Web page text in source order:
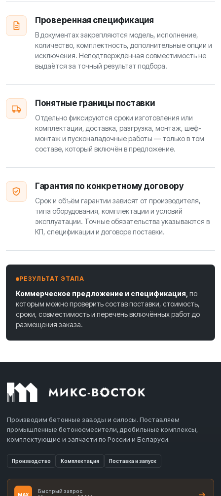
Проверенная спецификация
В документах закрепляются модель, исполнение,
количество, комплектность, дополнительные опции и
исключения. Неподтверждённая совместимость не
выдаётся за точный результат подбора.
Понятные границы поставки
Отдельно фиксируются сроки изготовления или
комплектации, доставка, разгрузка, монтаж, шеф-
монтаж и пусконаладочные работы — только в том
составе, который включён в предложение.
Гарантия по конкретному договору
Срок и объём гарантии зависят от производителя,
типа оборудования, комплектации и условий
эксплуатации. Точные обязательства указываются в
КП, спецификации и договоре поставки.
РЕЗУЛЬТАТ ЭТАПА
Коммерческое предложение и спецификация, по
которым можно проверить состав поставки, стоимость,
сроки, совместимость и перечень включённых работ до
размещения заказа.
Производим бетонные заводы и силосы. Поставляем
промышленные бетоносмесители, дробильные комплексы,
комплектующие и запчасти по России и Беларуси.
Производство Комплектация Поставка и запуск
MAX
Быстрый запрос